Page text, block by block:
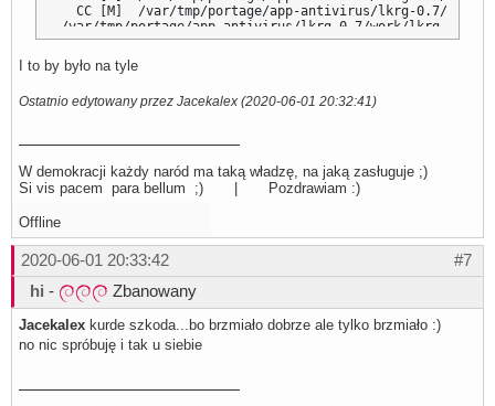
I to by było na tyle
Ostatnio edytowany przez Jacekalex (2020-06-01 20:32:41)
W demokracji każdy naród ma taką władzę, na jaką zasługuje ;)
Si vis pacem para bellum ;) | Pozdrawiam :)
Offline
#7
2020-06-01 20:33:42
hi - Zbanowany
Jacekalex kurde szkoda...bo brzmiało dobrze ale tylko brzmiało :)
no nic spróbuję i tak u siebie